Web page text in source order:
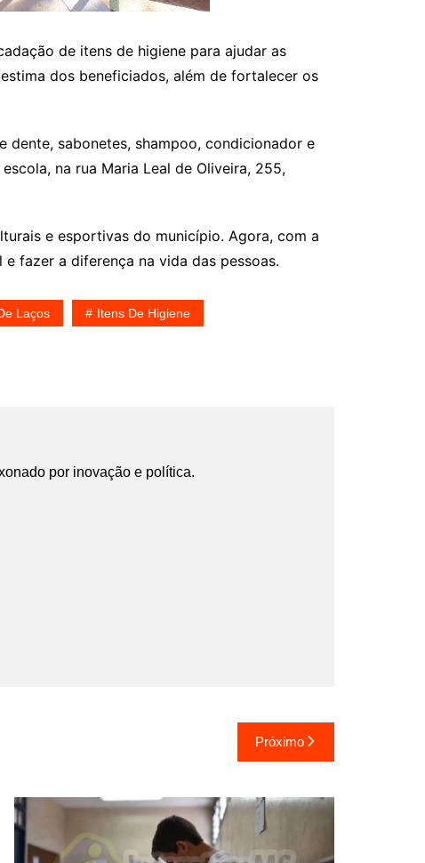
de itens de higiene para ajudar as
dos beneficiados, além de fortalecer os
dente, sabonetes, shampoo, condicionador e
na rua Maria Leal de Oliveira, 255,
e esportivas do município. Agora, com a
fazer a diferença na vida das pessoas.
Laços Itens De Higiene
por inovação e política.
Próximo